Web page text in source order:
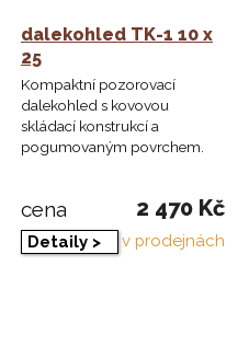
dalekohled TK-1 10 x
25
Kompaktní pozorovací
dalekohled s kovovou
skládací konstrukcí a
pogumovaným povrchem.
cena 2 470 Kč
Detaily > v prodejnách